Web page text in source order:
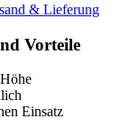
& Lieferung
Vorteile
Einsatz